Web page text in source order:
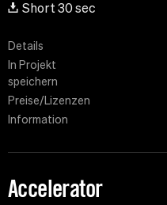
Short 30 sec
Details
In Projekt
speichern
Preise/Lizenzen
Information
Accelerator